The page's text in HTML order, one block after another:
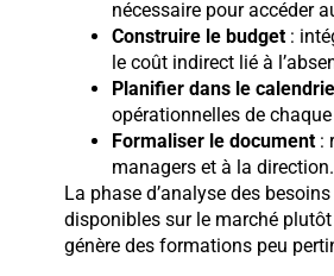
nécessaire pour accéder
Construire le budget:
le coût indirect lié à
Planifier dans le
opérationnelles de
Formaliser le document:
managers et à la direction.
La phase d’analyse des
disponibles sur le marché
génère des formations peu